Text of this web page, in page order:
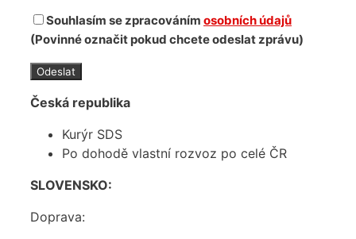
Souhlasím se zpracováním osobních údajů
(Povinné označit pokud chcete odeslat zprávu)
Česká republika
Kurýr SDS
Po dohodě vlastní rozvoz po celé ČR
SLOVENSKO:
Doprava: